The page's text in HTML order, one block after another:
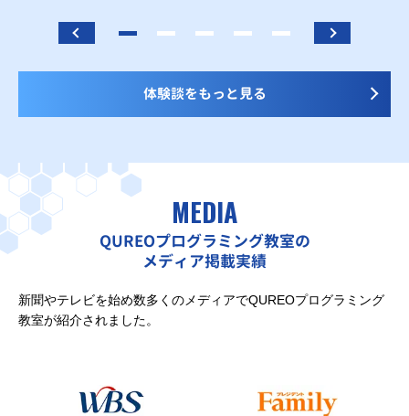
体験談をもっと見る
MEDIA
QUREOプログラミング教室の
メディア掲載実績
新聞やテレビを始め数多くのメディアでQUREOプログラミング
教室が紹介されました。